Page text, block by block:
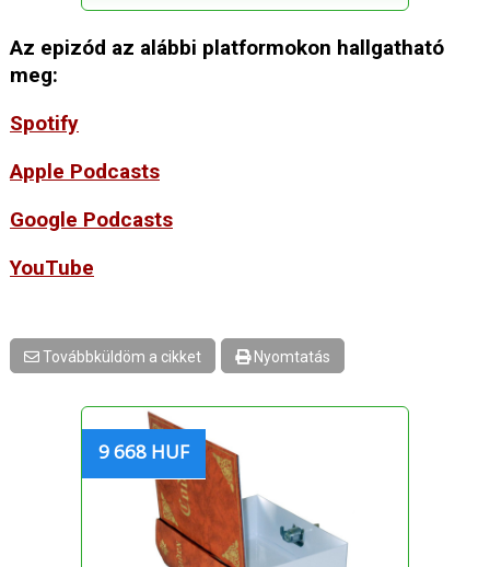
Az epizód az alábbi platformokon hallgatható
meg:
Spotify
Apple Podcasts
Google Podcasts
YouTube
Továbbküldöm a cikket Nyomtatás
9 668 HUF